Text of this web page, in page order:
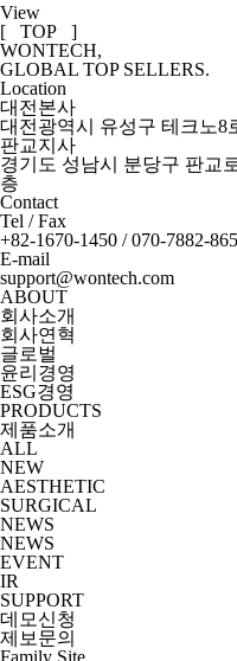
View
[ TOP ]
WONTECH,
GLOBAL TOP SELLERS.
Location
대전본사
대전광역시 유성구 테크노8
판교지사
경기도 성남시 분당구 판교
층
Contact
Tel / Fax
+82-1670-1450 / 070-7882-
E-mail
support@wontech.com
ABOUT
회사소개
회사연혁
글로벌
윤리경영
ESG경영
PRODUCTS
제품소개
ALL
NEW
AESTHETIC
SURGICAL
NEWS
NEWS
EVENT
IR
SUPPORT
데모신청
제보문의
Family Site